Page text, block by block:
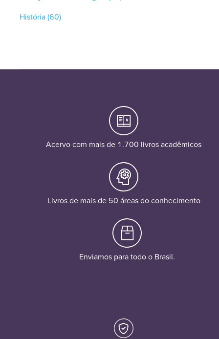
História(60)
Acervo com mais de 1.700 livros acadêmicos
Livros de mais de 50 áreas do conhecimento
Enviamos para todo o Brasil.